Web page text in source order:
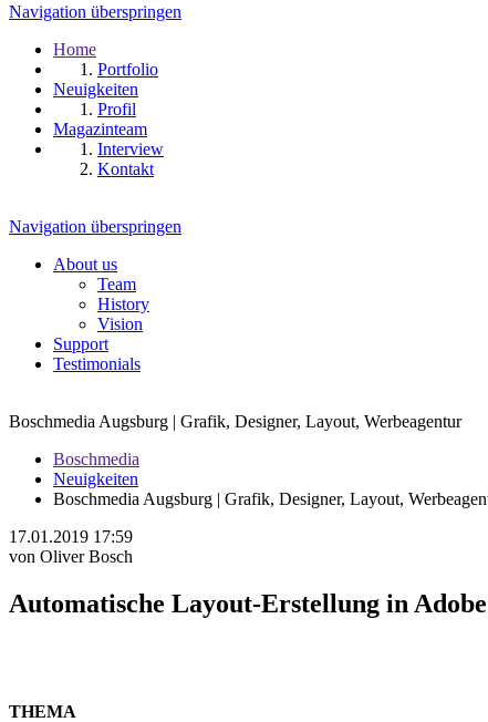
Navigation überspringen
Home
Portfolio
Neuigkeiten
Profil
Magazinteam
Interview
Kontakt
Navigation überspringen
About us
Team
History
Vision
Support
Testimonials
Boschmedia Augsburg | Grafik, Designer, Layout, Werbeagentur
Boschmedia
Neuigkeiten
Boschmedia Augsburg | Grafik, Designer, Layout,
17.01.2019 17:59
von Oliver Bosch
Automatische Layout-Erstellung in
THEMA